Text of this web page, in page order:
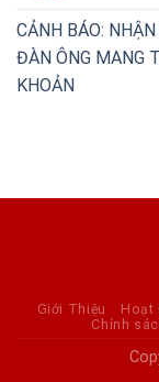
CẢNH BÁO:
ĐÀN ÔNG MANG
KHOẢN
Giới Thiệu Hoạt
Chính